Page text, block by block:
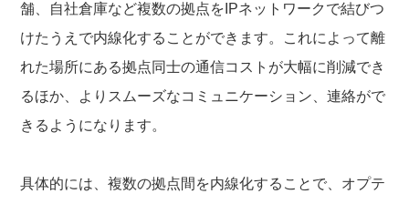
舗、自社倉庫など複数の拠点をIPネットワークで結びつ
けたうえで内線化することができます。これによって離
れた場所にある拠点同士の通信コストが大幅に削減でき
るほか、よりスムーズなコミュニケーション、連絡がで
きるようになります。
具体的には、複数の拠点間を内線化することで、オプテ